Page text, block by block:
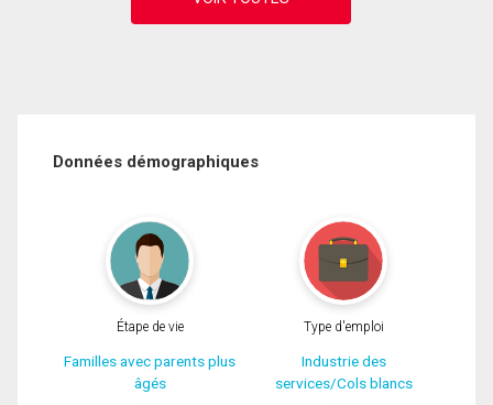
Données démographiques
Étape de vie
Familles avec parents plus
âgés
Type d'emploi
Industrie des
services/Cols blancs